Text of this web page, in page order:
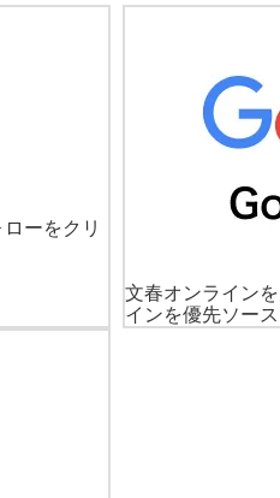
ローをクリ
文春オンライン
インを優先ソース